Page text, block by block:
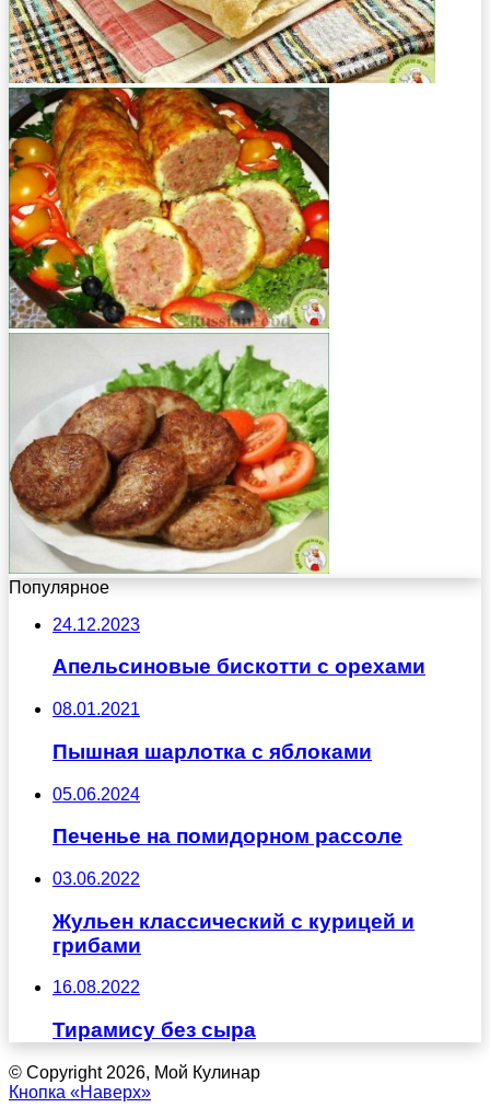
Популярное
24.12.2023
Апельсиновые бискотти с орехами
08.01.2021
Пышная шарлотка с яблоками
05.06.2024
Печенье на помидорном рассоле
03.06.2022
Жульен классический с курицей и
грибами
16.08.2022
Тирамису без сыра
© Copyright 2026, Мой Кулинар
Кнопка «Наверх»